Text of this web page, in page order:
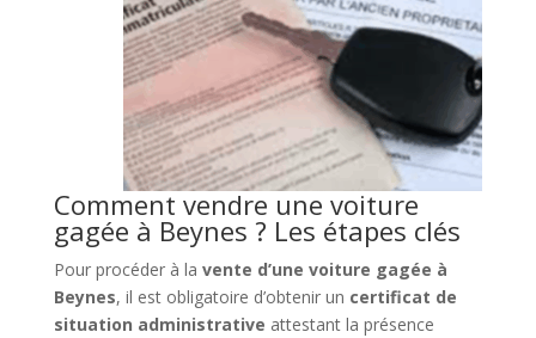
Comment vendre une voiture
gagée à Beynes ? Les étapes clés
Pour procéder à la vente d’une voiture gagée à
Beynes, il est obligatoire d’obtenir un certificat de
situation administrative attestant la présence